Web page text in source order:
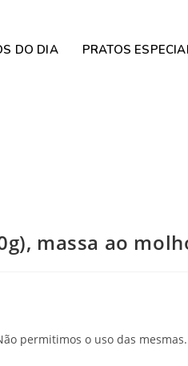
DO DIA PRATOS
massa ao
permitimos o uso das mesmas.